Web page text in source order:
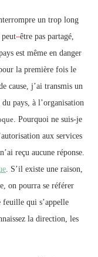
un trop long
–être pas partagé,
est même en danger
la première fois le
cause, j’ai transmis un
pays, à l’organisation
. Pourquoi ne suis-je
aux services
reçu aucune réponse.
. S’il existe une raison,
on pourra se référer
feuille qui s’appelle
la direction, les